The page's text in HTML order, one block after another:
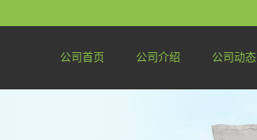
公司首页 公司介绍 公司动态